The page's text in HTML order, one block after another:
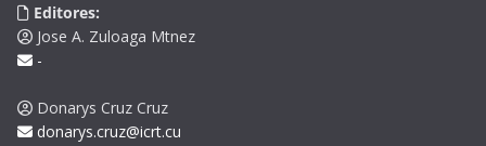
Editores:
Jose A. Zuloaga Mtnez
-
Donarys Cruz Cruz
donarys.cruz@icrt.cu